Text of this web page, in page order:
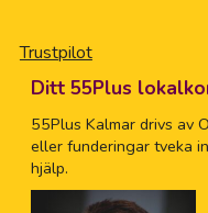
Trustpilot
Ditt 55Plus
55Plus Kalmar drivs av
eller funderingar tveka
hjälp.